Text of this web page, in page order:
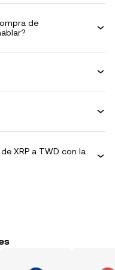
de
XRP a TWD con la